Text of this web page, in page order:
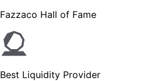
Fazzaco Hall of Fame
Best Liquidity Provider